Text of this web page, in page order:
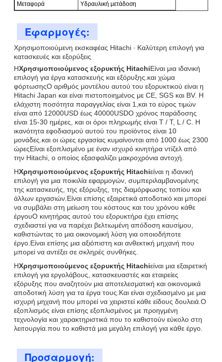
Μεταφορά
Υδραυλική μετάδοση
Εφαρμογές:
Χρησιμοποιούμενη εκσκαφέας Hitachi ∙ Καλύτερη επιλογή για
κατασκευές και εξορύξεις
ΗΧρησιμοποιούμενος εξορυκτής HitachiΕίναι μια ιδανική
επιλογή για έργα κατασκευής και εξόρυξης.και χώμα
φόρτωσηςΟ αριθμός μοντέλου αυτού του εξορυκτικού είναι η
Hitachi Japan και είναι πιστοποιημένος με CE, SGS και BV. Η
ελάχιστη ποσότητα παραγγελίας είναι 1,και το εύρος τιμών
είναι από 12000USD έως 40000USDΟ χρόνος παράδοσης
είναι 15-30 ημέρες, και οι όροι πληρωμής είναι T / T, L / C. Η
ικανότητα εφοδιασμού αυτού του προϊόντος είναι 10
μονάδες.και οι ώρες εργασίας κυμαίνονται από 1000 έως 2300
ώρεςΕίναι εξοπλισμένο με έναν ισχυρό κινητήρα ντίζελ από
την Hitachi, ο οποίος εξασφαλίζει μακροχρόνια αντοχή.
ΗΧρησιμοποιούμενος εξορυκτής Hitachiείναι η ιδανική
επιλογή για μια ποικιλία εφαρμογών, συμπεριλαμβανομένης
της κατασκευής, της εξόρυξης, της διαμόρφωσης τοπίου και
άλλων εργασιών.Είναι επίσης εξαιρετικά αποδοτικό και μπορεί
να συμβάλει στη μείωση του κόστους και του χρόνου κάθε
έργουΟ κινητήρας αυτού του εξορυκτήρα έχει επίσης
σχεδιαστεί για να παρέχει βελτιωμένη απόδοση καυσίμου,
καθιστώντας το μια οικονομική λύση για οποιοδήποτε
έργο.Είναι επίσης μια αξιόπιστη και ανθεκτική μηχανή που
μπορεί να αντέξει σε σκληρές συνθήκες.
ΗΧρησιμοποιούμενος εξορυκτής Hitachiείναι μια εξαιρετική
επιλογή για εργολάβους, κατασκευαστές και εταιρείες
εξόρυξης που αναζητούν μια αποτελεσματική και οικονομικά
αποδοτική λύση για τα έργα τους.Και είναι σχεδιασμένο με μια
ισχυρή μηχανή που μπορεί να χειριστεί κάθε είδους δουλειά.Ο
εξοπλισμός είναι επίσης εξοπλισμένος με προηγμένη
τεχνολογία και χαρακτηριστικά που το καθιστούν εύκολο στη
λειτουργία.που το καθιστά μια μεγάλη επιλογή για κάθε έργο.
Προσαρμογή: